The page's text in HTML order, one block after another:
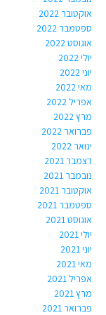
אוקטובר 2022
ספטמבר 2022
אוגוסט 2022
יולי 2022
יוני 2022
מאי 2022
אפריל 2022
מרץ 2022
פברואר 2022
ינואר 2022
דצמבר 2021
נובמבר 2021
אוקטובר 2021
ספטמבר 2021
אוגוסט 2021
יולי 2021
יוני 2021
מאי 2021
אפריל 2021
מרץ 2021
פברואר 2021